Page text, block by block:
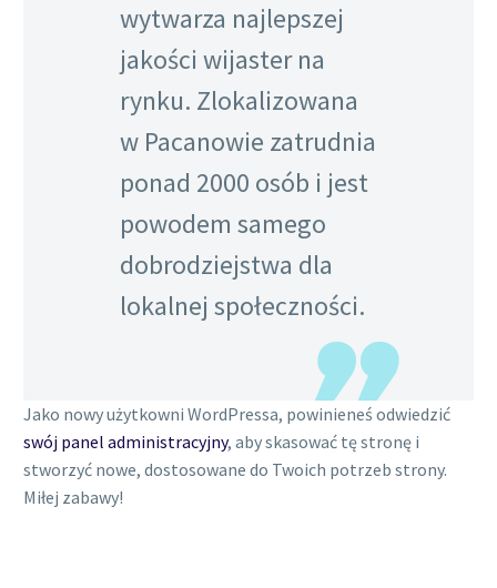
wytwarza najlepszej
jakości wijaster na
rynku. Zlokalizowana
w Pacanowie zatrudnia
ponad 2000 osób i jest
powodem samego
dobrodziejstwa dla
lokalnej społeczności.
Jako nowy użytkowni WordPressa, powinieneś odwiedzić
swój panel administracyjny, aby skasować tę stronę i
stworzyć nowe, dostosowane do Twoich potrzeb strony.
Miłej zabawy!